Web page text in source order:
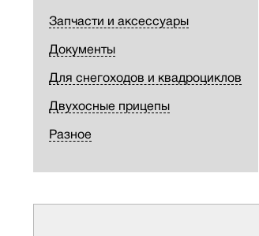
Запчасти и аксессуары
Документы
Для снегоходов и квадроциклов
Двухосные прицепы
Разное